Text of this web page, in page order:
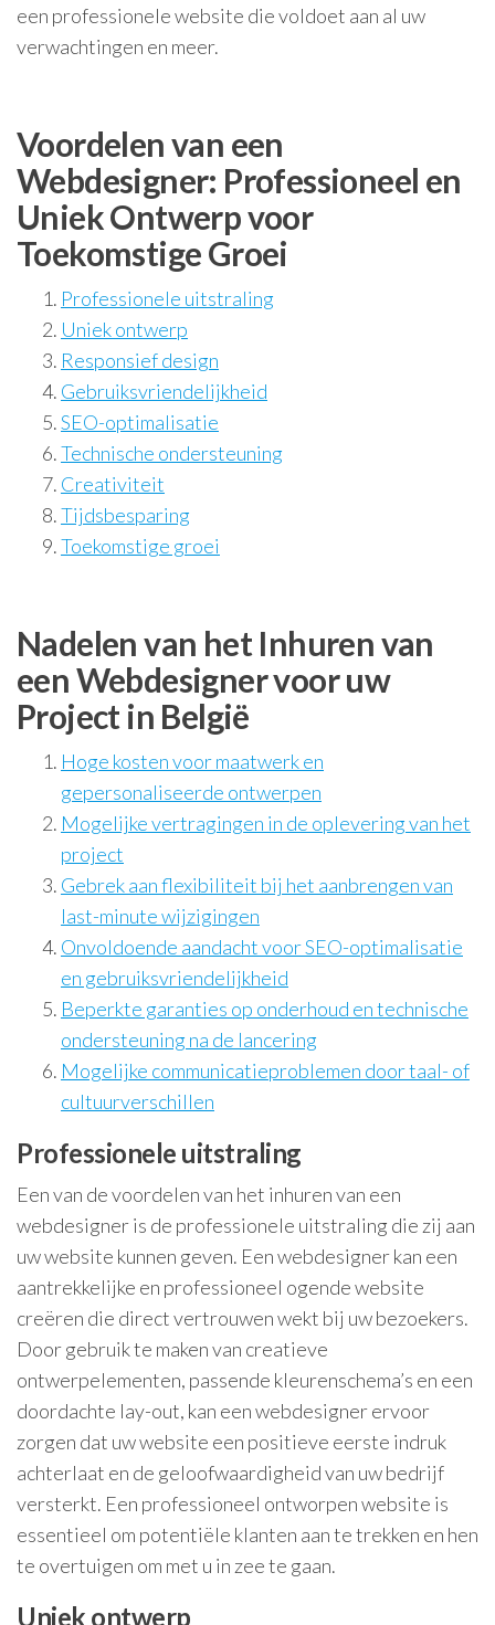
een professionele website die voldoet aan al uw
verwachtingen en meer.
Voordelen van een
Webdesigner: Professioneel en
Uniek Ontwerp voor
Toekomstige Groei
Professionele uitstraling
Uniek ontwerp
Responsief design
Gebruiksvriendelijkheid
SEO-optimalisatie
Technische ondersteuning
Creativiteit
Tijdsbesparing
Toekomstige groei
Nadelen van het Inhuren van
een Webdesigner voor uw
Project in België
Hoge kosten voor maatwerk en
gepersonaliseerde ontwerpen
Mogelijke vertragingen in de oplevering van het
project
Gebrek aan flexibiliteit bij het aanbrengen van
last-minute wijzigingen
Onvoldoende aandacht voor SEO-optimalisatie
en gebruiksvriendelijkheid
Beperkte garanties op onderhoud en technische
ondersteuning na de lancering
Mogelijke communicatieproblemen door taal- of
cultuurverschillen
Professionele uitstraling
Een van de voordelen van het inhuren van een
webdesigner is de professionele uitstraling die zij aan
uw website kunnen geven. Een webdesigner kan een
aantrekkelijke en professioneel ogende website
creëren die direct vertrouwen wekt bij uw bezoekers.
Door gebruik te maken van creatieve
ontwerpelementen, passende kleurenschema’s en een
doordachte lay-out, kan een webdesigner ervoor
zorgen dat uw website een positieve eerste indruk
achterlaat en de geloofwaardigheid van uw bedrijf
versterkt. Een professioneel ontworpen website is
essentieel om potentiële klanten aan te trekken en hen
te overtuigen om met u in zee te gaan.
Uniek ontwerp